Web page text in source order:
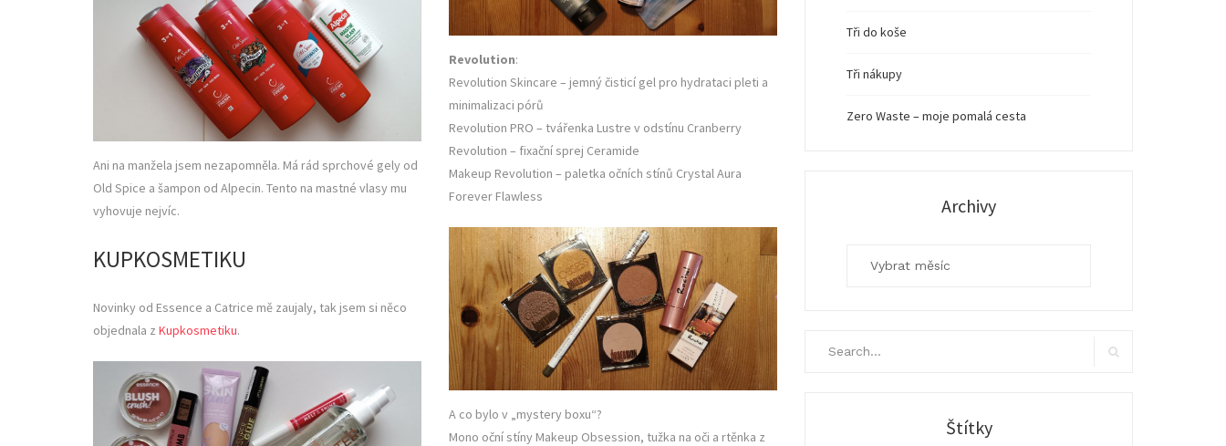
Ani na manžela jsem nezapomněla. Má rád sprchové gely od
Old Spice a šampon od Alpecin. Tento na mastné vlasy mu
vyhovuje nejvíc.
KUPKOSMETIKU
Novinky od Essence a Catrice mě zaujaly, tak jsem si něco
objednala z Kupkosmetiku.
Revolution:
Revolution Skincare – jemný čisticí gel pro hydrataci pleti a
minimalizaci pórů
Revolution PRO – tvářenka Lustre v odstínu Cranberry
Revolution – fixační sprej Ceramide
Makeup Revolution – paletka očních stínů Crystal Aura
Forever Flawless
A co bylo v „mystery boxu“?
Mono oční stíny Makeup Obsession, tužka na oči a rtěnka z
Tři do koše
Tři nákupy
Zero Waste – moje pomalá cesta
Archivy
Štítky